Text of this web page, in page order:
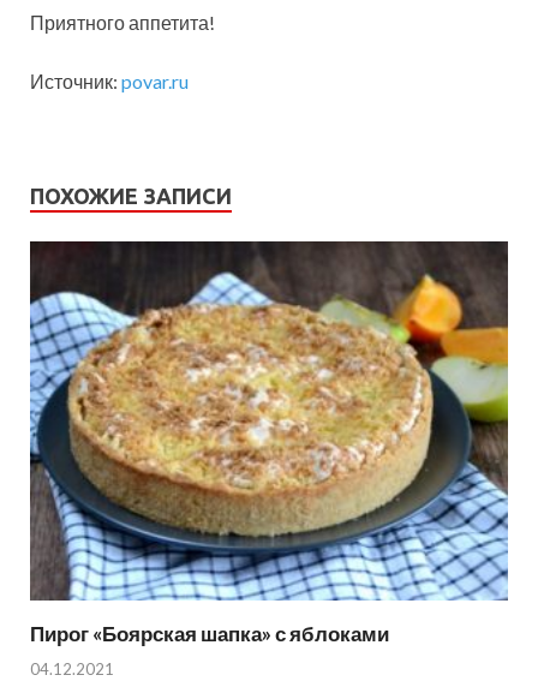
Приятного аппетита!
Источник: povar.ru
ПОХОЖИЕ ЗАПИСИ
Пирог «Боярская шапка» с яблоками
04.12.2021